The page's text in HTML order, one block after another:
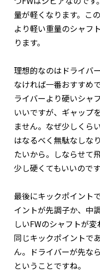
量が軽くなります。こ
より軽い重量のシャフ
ります。
理想的なのはドライバ
なければ一番おすすめ
ライバーより硬いシャ
いいですが、ギャップ
ません。なぜ少しくら
はなるべく無駄なしな
たいから。しならせて
少し硬くてもいいのです
最後にキックポイント
イントが先調子か、中
しいFWのシャフトが
同じキックポイントで
ん。ドライバーが先な
ということですね。